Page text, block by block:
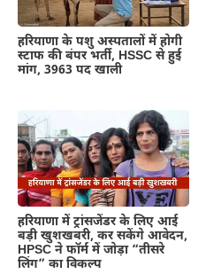
हरियाणा के पशु अस्पतालों में होगी
स्टाफ की बंपर भर्ती, HSSC से हुई
मांग, 3963 पद खाली
हरियाणा में ट्रांसजेंडर के लिए आई
बड़ी खुशखबरी, कर सकेंगे आवेदन,
HPSC ने फॉर्म में जोड़ा “तीसरे
लिंग” का विकल्प